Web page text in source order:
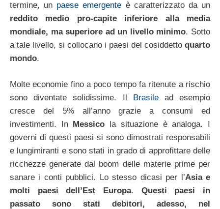
termine, un paese emergente è caratterizzato da un
reddito medio pro-capite inferiore alla media
mondiale, ma superiore ad un livello minimo. Sotto
a tale livello, si collocano i paesi del cosiddetto quarto
mondo.
Molte economie fino a poco tempo fa ritenute a rischio
sono diventate solidissime. Il Brasilead esempio
cresce del 5% all’anno grazie a consumi ed
investimenti. InMessico la situazione è analoga. I
governi di questi paesi si sono dimostrati responsabili
e lungimiranti e sono stati in grado di approfittare delle
ricchezze generate dal boom delle materie prime per
sanare i conti pubblici. Lo stesso dicasi per l’Asia e
molti paesi dell’Est Europa. Questi paesi in
passato sono stati debitori, adesso, nel